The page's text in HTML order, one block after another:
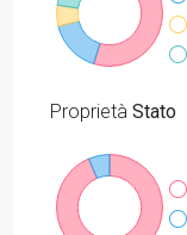
Proprietà Stato